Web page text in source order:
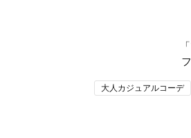
大人カジュアルコーデ